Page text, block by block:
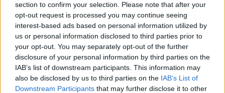
section to confirm your selection. Please note that after your
opt-out request is processed you may continue seeing
interest-based ads based on personal information utilized by
us or personal information disclosed to third parties prior to
your opt-out. You may separately opt-out of the further
disclosure of your personal information by third parties on the
IAB’s list of downstream participants. This information may
also be disclosed by us to third parties on the IAB’s List of
Downstream Participants that may further disclose it to other
Az interjú 2020. október 14-én hangzott el a
Kultúrpart Trend FM-en futó adásában.
Tánc Kortárs Nemzeti Táncszínház Frenák Pál Társulat
Frenák Pál on-air